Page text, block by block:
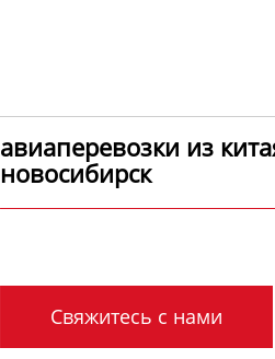
авиаперевозки из
новосибирск
Свяжитесь с нами